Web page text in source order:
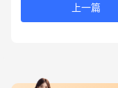
上一篇